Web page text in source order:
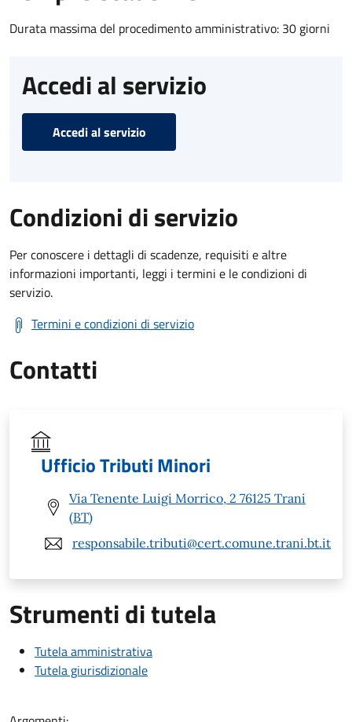
Durata massima del procedimento amministrativo: 30 giorni
Accedi al servizio
Accedi al servizio
Condizioni di servizio
Per conoscere i dettagli di scadenze, requisiti e altre
informazioni importanti, leggi i termini e le condizioni di
servizio.
Termini e condizioni di servizio
Contatti
Ufficio Tributi Minori
Via Tenente Luigi Morrico, 2 76125 Trani
(BT)
responsabile.tributi@cert.comune.trani.bt.it
Strumenti di tutela
Tutela amministrativa
Tutela giurisdizionale